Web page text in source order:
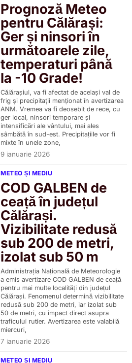
Prognoză Meteo
pentru Călărași:
Ger și ninsori în
următoarele zile,
temperaturi până
la -10 Grade!
Călărașiul, va fi afectat de același val de
frig și precipitații menționat în avertizarea
ANM. Vremea va fi deosebit de rece, cu
ger local, ninsori temporare și
intensificări ale vântului, mai ales
sâmbătă în sud-est. Precipitațiile vor fi
mixte în unele zone,
9 ianuarie 2026
METEO ȘI MEDIU
COD GALBEN de
ceață în județul
Călărași.
Vizibilitate redusă
sub 200 de metri,
izolat sub 50 m
Administrația Națională de Meteorologie
a emis avertizare COD GALBEN de ceață
pentru mai multe localități din județul
Călărași. Fenomenul determină vizibilitate
redusă sub 200 de metri, iar izolat sub
50 de metri, cu impact direct asupra
traficului rutier. Avertizarea este valabilă
miercuri,
7 ianuarie 2026
METEO ȘI MEDIU